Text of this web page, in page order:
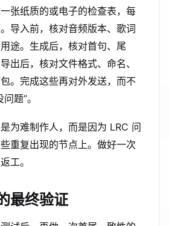
张纸质的或电子的检查表，每
导入前，核对音频版本、歌词
途。生成后，核对首句、尾
出后，核对文件格式、命名、
。完成这些再对外发送，而不
题”。
为难制作人，而是因为 LRC 问
重复出现的节点上。做好一次
工。
最终验证